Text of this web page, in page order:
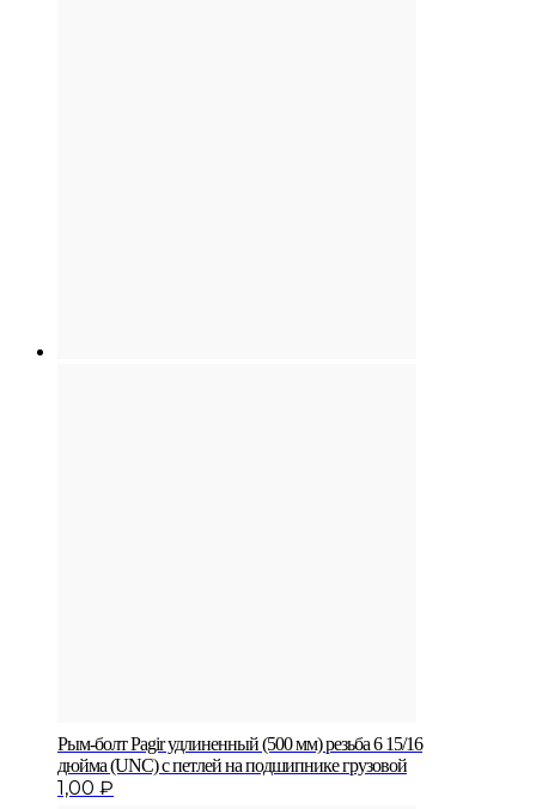
Рым-болт Pagir удлиненный (500 мм) резьба 6 15/16
дюйма (UNC) с петлей на подшипнике грузовой
1,00 ₽